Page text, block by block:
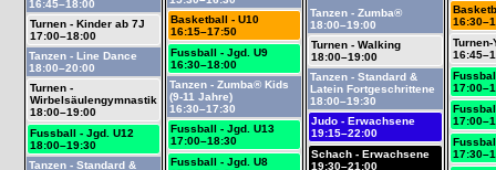
16:45–18:00
Turnen - Kinder ab 7J
17:00–18:00
Tanzen - Line Dance
18:00–20:00
Turnen -
Wirbelsäulengymnastik
18:00–19:00
Fussball - Jgd. U12
18:00–19:30
Tanzen - Standard &
Basketball - U10
16:15–17:50
Fussball - Jgd. U9
16:30–18:00
Tanzen - Zumba® Kids
(9-11 Jahre)
16:30–17:30
Fussball - Jgd. U13
17:00–18:30
Fussball - Jgd. U8
Tanzen - Zumba®
18:00–19:00
Turnen - Walking
18:00–19:00
Tanzen - Standard &
Latein Fortgeschrittene
18:00–19:30
Judo - Erwachsene
19:15–22:00
Schach - Erwachsene
19:30–21:00
Turnen-